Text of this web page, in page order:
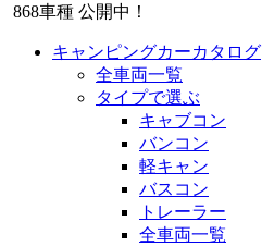
868車種 公開中！
キャンピングカーカタログ
全車両一覧
タイプで選ぶ
キャブコン
バンコン
軽キャン
バスコン
トレーラー
全車両一覧